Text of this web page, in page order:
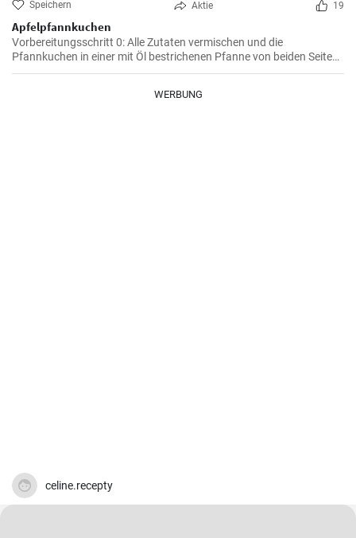
Speichern Aktie 19
Apfelpfannkuchen
Vorbereitungsschritt 0: Alle Zutaten vermischen und die
Pfannkuchen in einer mit Öl bestrichenen Pfanne von beiden Seiten
braten.
WERBUNG
celine.recepty